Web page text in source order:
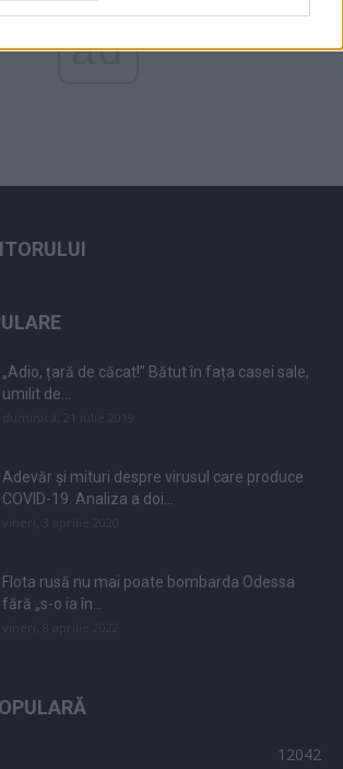
ad
„Adio, țară de căcat!” Bătut în fața casei sale,
umilit de...
Adevăr și mituri despre virusul care produce
COVID-19. Analiza a doi...
Flota rusă nu mai poate bombarda Odessa
fără „s-o ia în...
12042